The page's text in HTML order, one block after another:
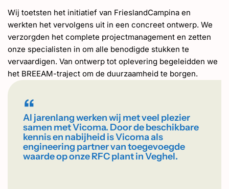
Wij toetsten het initiatief van FrieslandCampina en
werkten het vervolgens uit in een concreet ontwerp. We
verzorgden het complete projectmanagement en zetten
onze specialisten in om alle benodigde stukken te
vervaardigen. Van ontwerp tot oplevering begeleidden we
het BREEAM-traject om de duurzaamheid te borgen.
“
Al jarenlang werken wij met veel plezier
samen met Vicoma. Door de beschikbare
kennis en nabijheid is Vicoma als
engineering partner van toegevoegde
waarde op onze RFC plant in Veghel.